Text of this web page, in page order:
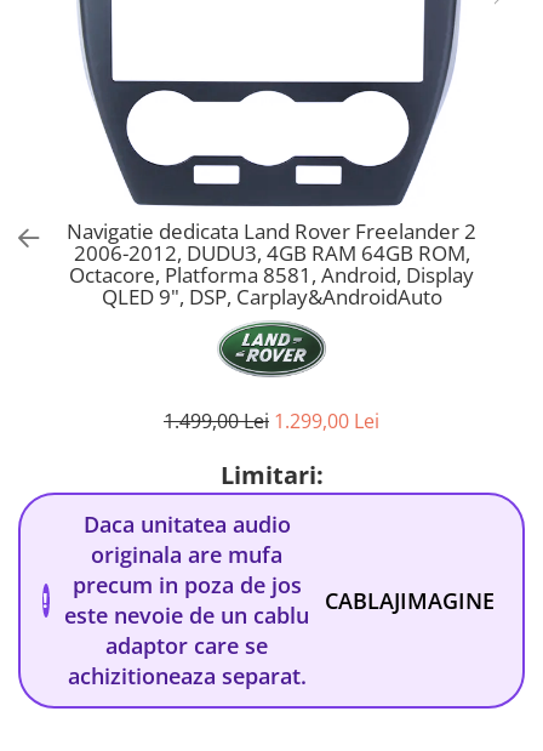
Navigatie dedicata Land Rover Freelander 2
2006-2012, DUDU3, 4GB RAM 64GB ROM,
Octacore, Platforma 8581, Android, Display
QLED 9", DSP, Carplay&AndroidAuto
1.499,00 Lei 1.299,00 Lei
Limitari:
!
Daca unitatea audio
originala are mufa
precum in poza de jos
este nevoie de un cablu
adaptor care se
achizitioneaza separat.
CABLAJIMAGINE